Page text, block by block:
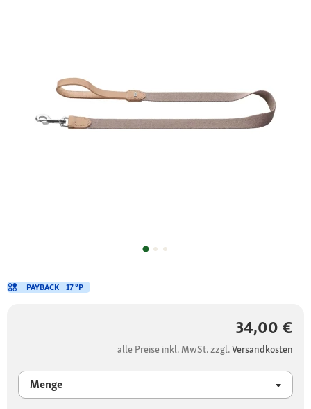
34,00 €
alle Preise inkl. MwSt. zzgl.Versandkosten
Menge
PAYBACK 17 °P